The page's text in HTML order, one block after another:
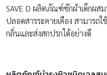
SAVE D ผลิตภัณฑ์ซักผ้าเด็กผ
ปลอดสารระคายเคือง สามารถ
กลิ่นและส่งสกปรกได้อย่างดี